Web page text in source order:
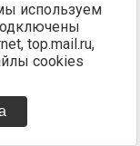
используем
top.mail.ru,
cookies